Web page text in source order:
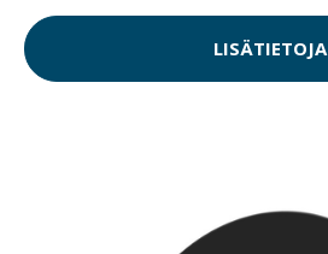
LISÄTIETOJA